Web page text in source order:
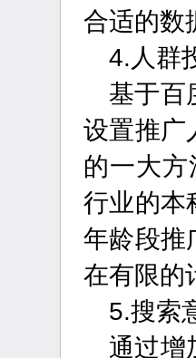
合适的数
4.人群
基于百
设置推广
的一大
行业的本
年龄段推
在有限的
5.搜索
通过增